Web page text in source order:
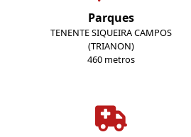
Parques
TENENTE SIQUEIRA CAMPOS
(TRIANON)
460 metros